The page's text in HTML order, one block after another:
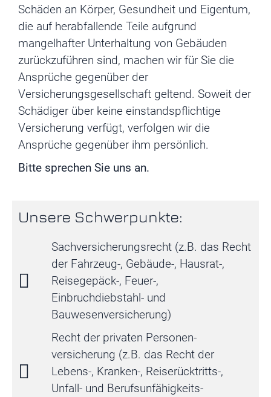
Schäden an Körper, Gesundheit und Eigentum,
die auf herabfallende Teile aufgrund
mangelhafter Unterhaltung von Gebäuden
zurückzuführen sind, machen wir für Sie die
Ansprüche gegenüber der
Versicherungsgesellschaft geltend. Soweit der
Schädiger über keine einstandspflichtige
Versicherung verfügt, verfolgen wir die
Ansprüche gegenüber ihm persönlich.
Bitte sprechen Sie uns an.
Unsere Schwerpunkte:
Sachversicherungsrecht (z.B. das Recht
der Fahrzeug-, Gebäude-, Hausrat-,
Reisegepäck-, Feuer-,
Einbruchdiebstahl- und
Bauwesenversicherung)
Recht der privaten Personen­
versicherung (z.B. das Recht der
Lebens-, Kranken-, Reiserücktritts-,
Unfall- und Berufsunfähigkeits­